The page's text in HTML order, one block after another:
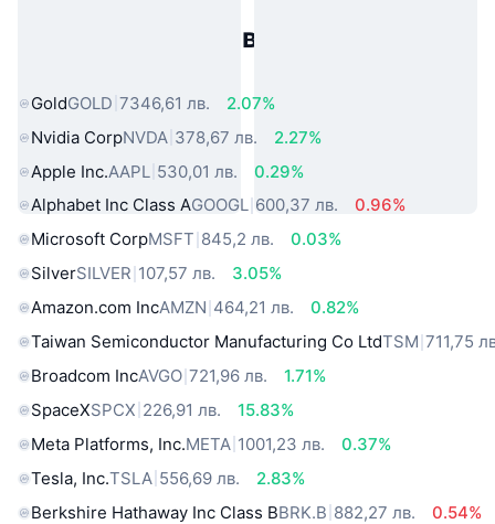
Популярни активи от реалния
GoldGOLD 7346,61 лв.
2.07%
Nvidia CorpNVDA 378,67 лв.
2.27%
Apple Inc.AAPL 530,01 лв.
0.29%
Alphabet Inc Class AGOOGL 600,37 лв.
0.96%
Microsoft CorpMSFT 845,2 лв.
0.03%
SilverSILVER 107,57 лв.
3.05%
Amazon.com IncAMZN 464,21 лв.
0.82%
Taiwan Semiconductor Manufacturing Co LtdTSM 711,75
Broadcom IncAVGO 721,96 лв.
1.71%
SpaceXSPCX 226,91 лв.
15.83%
Meta Platforms, Inc.META 1001,23 лв.
0.37%
Tesla, Inc.TSLA 556,69 лв.
2.83%
Berkshire Hathaway Inc Class BBRK.B 882,27 лв.
0.54%